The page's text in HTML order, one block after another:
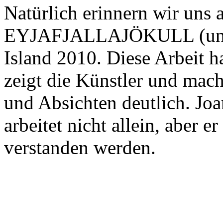
Natürlich erinnern wir uns
EYJAFJALLAJÖKULL
Island 2010. Diese Arbeit
zeigt die Künstler und
und Absichten deutlich.
arbeitet nicht allein, aber
verstanden werden.